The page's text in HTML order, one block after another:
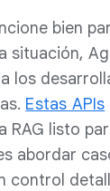
bien
situación,
los
Estas APIs
listo
abordar
control